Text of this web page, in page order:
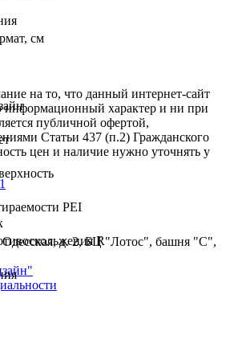
см
PEI
R
на то, что данный интернет-сайт
информационный характер и ни при
публичной офертой,
Статьи 437 (п.2) Гражданского
цен и наличие нужно уточнять у
Одесская, д. 2, БЦ "Лотос", башня "С",